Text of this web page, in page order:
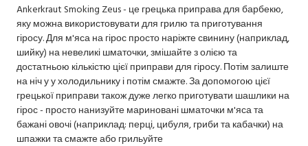
Ankerkraut Smoking Zeus - це грецька приправа для барбекю,
яку можна використовувати для грилю та приготування
гіросу. Для м'яса на гірос просто наріжте свинину (наприклад,
шийку) на невеликі шматочки, змішайте з олією та
достатньою кількістю цієї приправи для гіросу. Потім залиште
на ніч у у холодильнику і потім смажте. За допомогою цієї
грецької приправи також дуже легко приготувати шашлики на
гірос - просто нанизуйте мариновані шматочки м'яса та
бажані овочі (наприклад: перці, цибуля, гриби та кабачки) на
шпажки та смажте або грильуйте